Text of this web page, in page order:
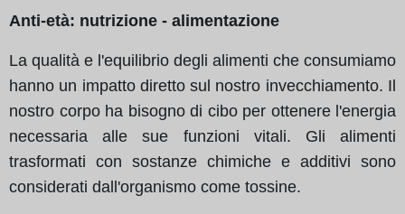
Anti-età: nutrizione - alimentazione
La qualità e l'equilibrio degli alimenti che consumiamo
hanno un impatto diretto sul nostro invecchiamento. Il
nostro corpo ha bisogno di cibo per ottenere l'energia
necessaria alle sue funzioni vitali. Gli alimenti
trasformati con sostanze chimiche e additivi sono
considerati dall'organismo come tossine.